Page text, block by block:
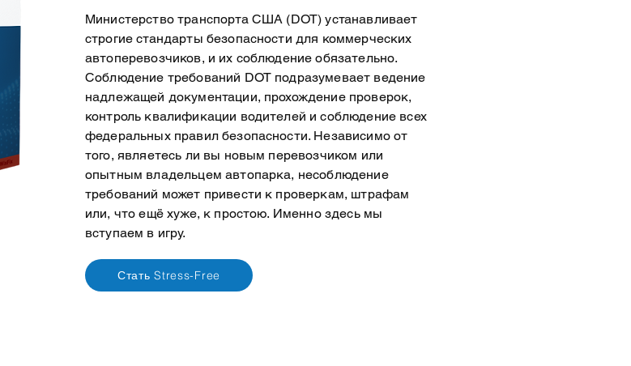
Министерство транспорта США (DOT) устанавливает
строгие стандарты безопасности для коммерческих
автоперевозчиков, и их соблюдение обязательно.
Соблюдение требований DOT подразумевает ведение
надлежащей документации, прохождение проверок,
контроль квалификации водителей и соблюдение всех
федеральных правил безопасности. Независимо от
того, являетесь ли вы новым перевозчиком или
опытным владельцем автопарка, несоблюдение
требований может привести к проверкам, штрафам
или, что ещё хуже, к простою. Именно здесь мы
вступаем в игру.
Стать Stress-Free